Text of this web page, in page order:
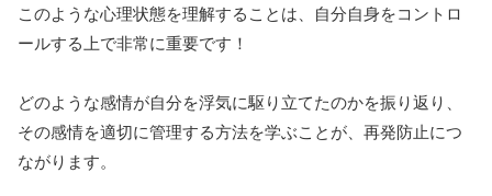
このような心理状態を理解することは、自分自身をコントロ
ールする上で非常に重要です！
どのような感情が自分を浮気に駆り立てたのかを振り返り、
その感情を適切に管理する方法を学ぶことが、再発防止につ
ながります。